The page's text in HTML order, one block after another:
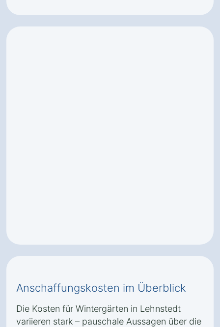
Anschaffungskosten im Überblick
Die Kosten für Wintergärten in Lehnstedt
variieren stark – pauschale Aussagen über die